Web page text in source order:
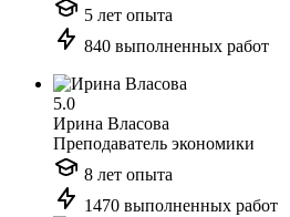
5 лет опыта
840 выполненных работ
5.0
Ирина Власова
Преподаватель экономики
8 лет опыта
1470 выполненных работ